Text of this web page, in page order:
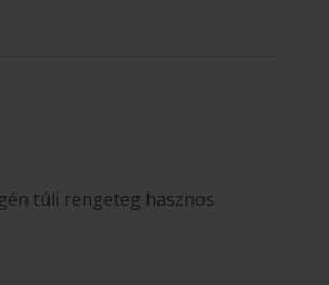
túli rengeteg hasznos